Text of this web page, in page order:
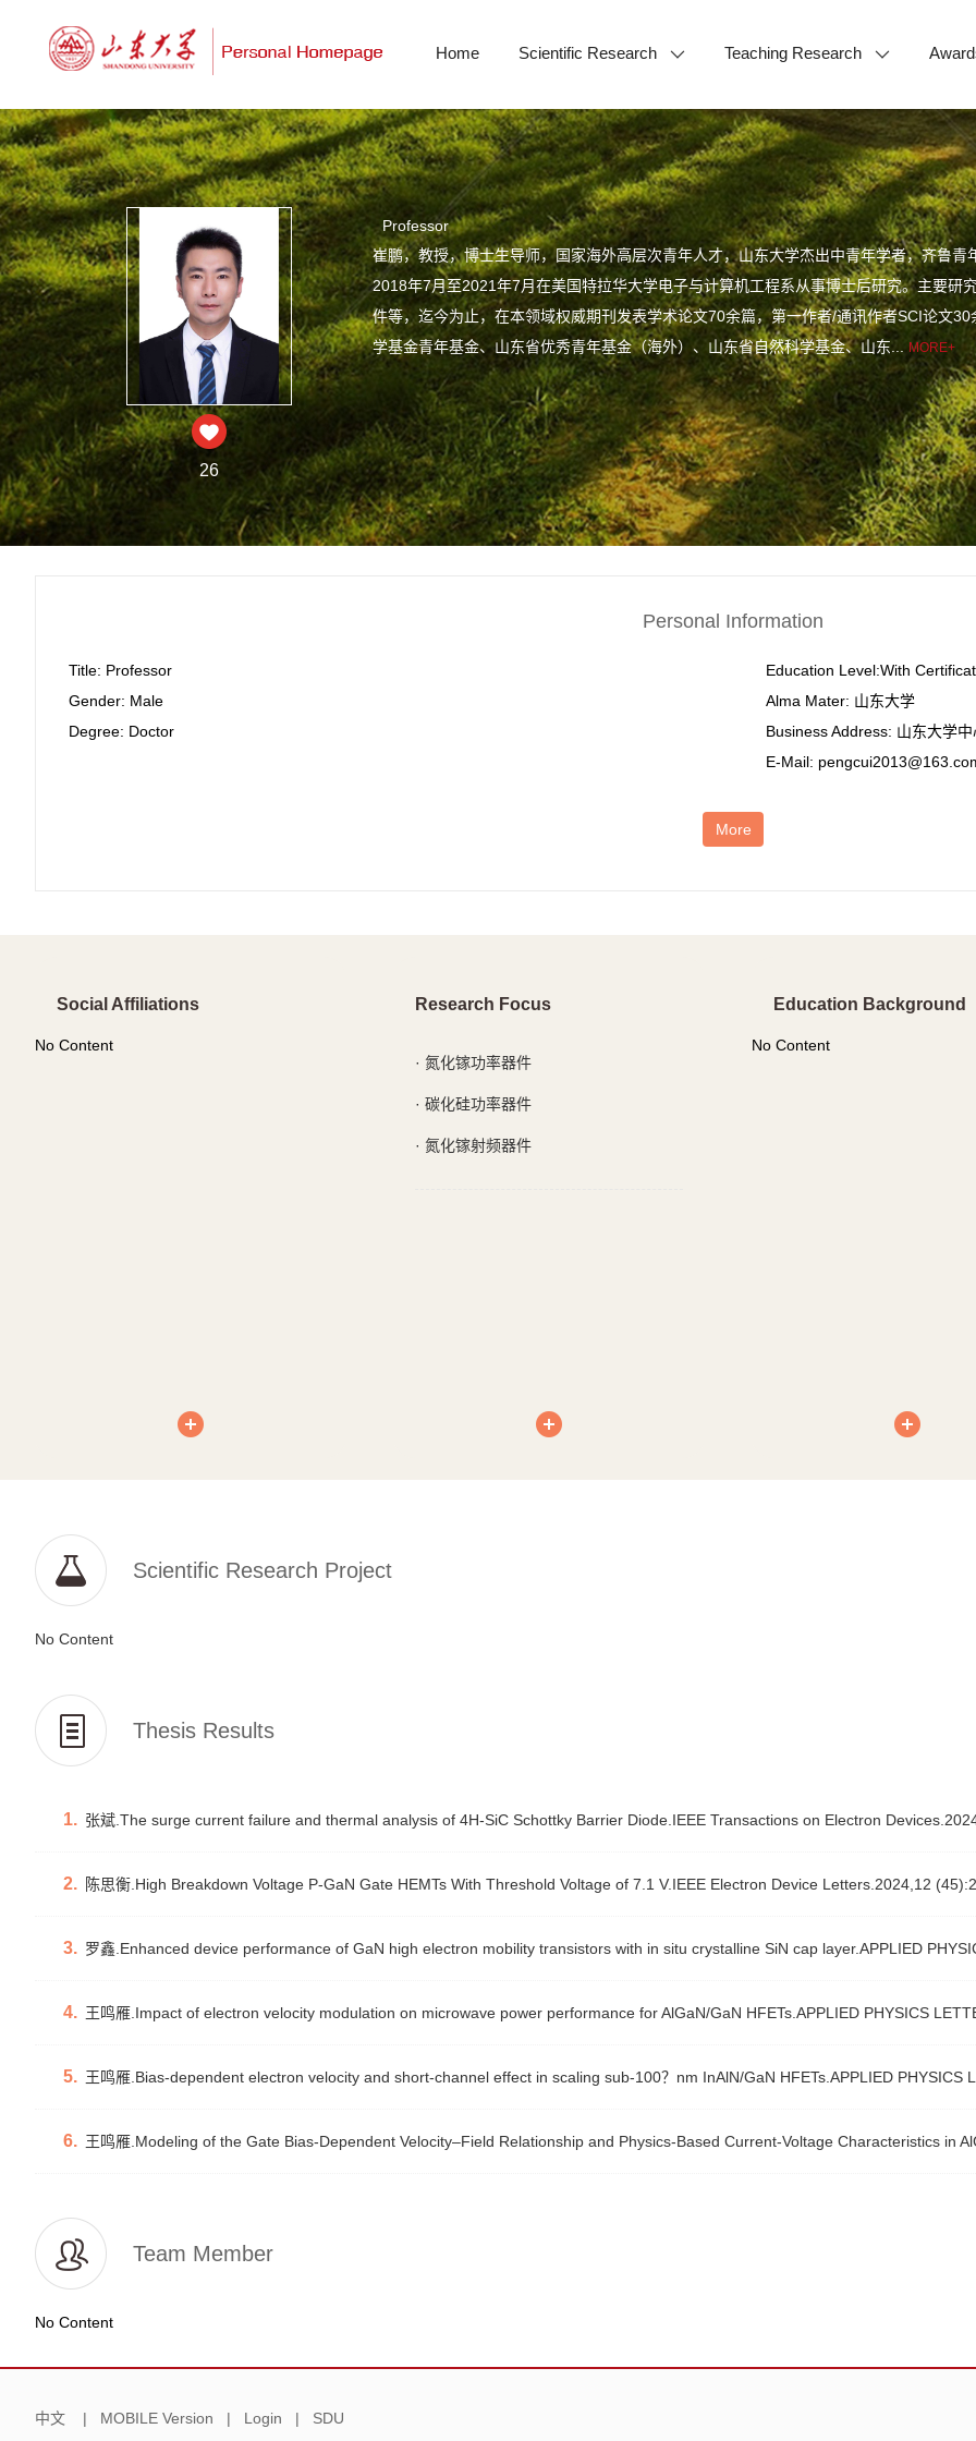
Home Scientific Research Teaching Research
26
Professor
崔鹏，教授，博士生导师，国家海外高层次青年人才，山东大学杰出中青年学者，齐鲁
2018年7月至2021年7月在美国特拉华大学电子与计算机工程系从事博士后研究。主要研
件等，迄今为止，在本领域权威期刊发表学术论文70余篇，第一作者/通讯作者SCI论文
学基金青年基金、山东省优秀青年基金（海外）、山东省自然科学基金、山东... MORE+
Personal Information
Title: Professor
Gender: Male
Degree: Doctor
Education Level:With
Alma Mater: 山东大学
Business Address: 山东大学
E-Mail:
More
Social Affiliations
No Content
Research Focus
· 氮化镓功率器件
· 碳化硅功率器件
· 氮化镓射频器件
Education Background
No Content
Scientific Research Project
No Content
Thesis Results
1. 张斌.The surge current failure and thermal analysis of 4H-SiC Schottky Barrier Diode.IEEE Transactions on Electron
2. 陈思衡.High Breakdown Voltage P-GaN Gate HEMTs With Threshold Voltage of 7.1 V.IEEE Electron Device Letters.2024,12
3. 罗鑫.Enhanced device performance of GaN high electron mobility transistors with in situ crystalline SiN cap layer.APPLIED
4. 王鸣雁.Impact of electron velocity modulation on microwave power performance for AlGaN/GaN HFETs.APPLIED PHYSICS
5. 王鸣雁.Bias-dependent electron velocity and short-channel effect in scaling sub-100？nm InAlN/GaN HFETs.APPLIED PHYSICS
6. 王鸣雁.Modeling of the Gate Bias-Dependent Velocity–Field Relationship and Physics-Based Current-Voltage Characteristics in
Team Member
No Content
中文 | MOBILE Version | Login | SDU